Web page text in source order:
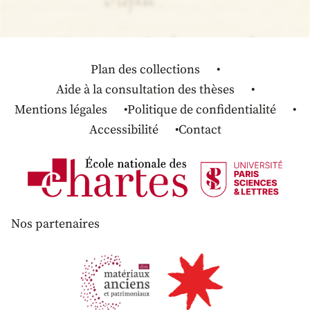
Plan des collections
Aide à la consultation des thèses
Mentions légales
Politique de confidentialité
Accessibilité
Contact
Nos partenaires